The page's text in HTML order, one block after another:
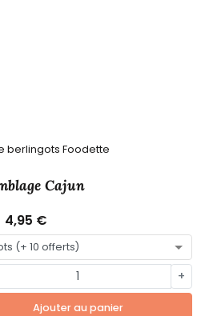
berlingots Foodette
Cajun
4,95 €
+
Ajouter au panier